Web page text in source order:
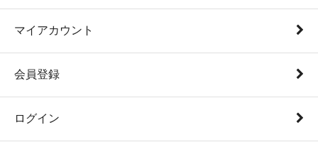
マイアカウント
会員登録
ログイン